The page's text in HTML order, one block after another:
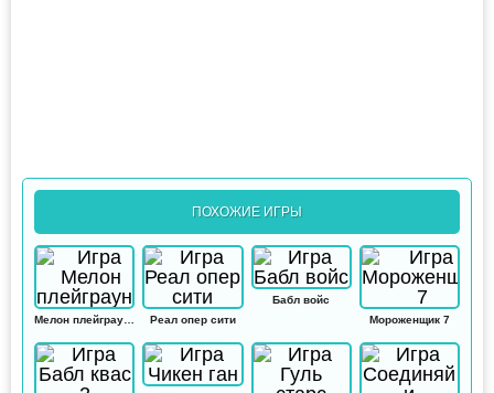
ПОХОЖИЕ ИГРЫ
Реал опер сити
Бабл войс
Мороженщик 7